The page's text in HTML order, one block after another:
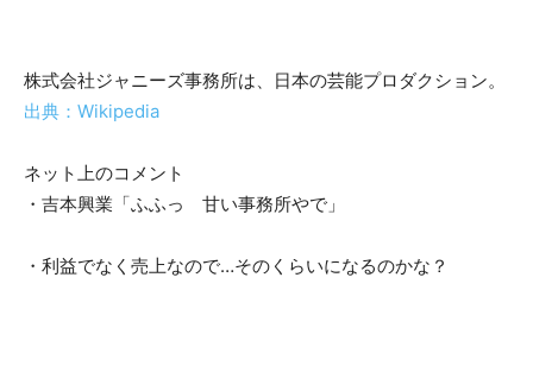
株式会社ジャニーズ事務所は、日本の芸能プロダクション。
出典：Wikipedia
ネット上のコメント
・吉本興業「ふふっ 甘い事務所やで」
・利益でなく売上なので…そのくらいになるのかな？